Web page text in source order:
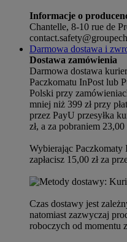
Informacje o
Chantelle, 8-10 rue de
Darmowa dostawa i
Dostawa zamówienia
Darmowa dostawa
Paczkomatu InPost lub
Polski przy
mniej niż 399 zł przy
przez PayU przesyłka
zł, a za pobraniem 23,00
Wybierając
zapłacisz 15,00 zł za
Czas dostawy jest
natomiast zazwyczaj
roboczych od momentu